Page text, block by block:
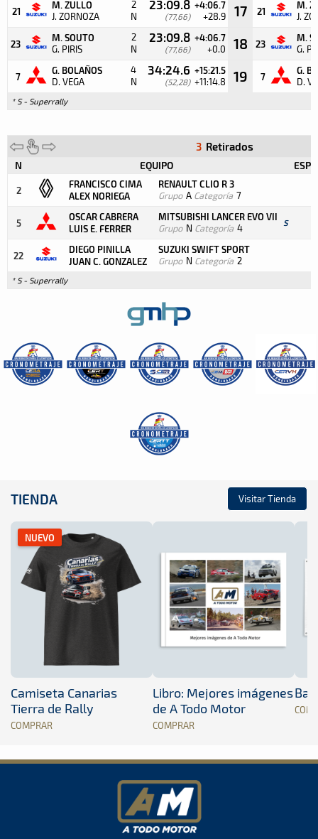
21
M. ZULLO
J. ZORNOZA
2
N
23:09.8
(77,66)
+4:06.7
+28.9 17 21
M.
J.
23
M. SOUTO
G. PIRIS
2
N
23:09.8
(77,66)
+4:06.7
+0.0 18 23
M.
G.
7
G. BOLAÑOS
D. VEGA
4
N
34:24.6
(52,28)
+15:21.5
+11:14.8 19 7
G.
D.
* S - Superrally
3 Retirados
N EQUIPO
2
FRANCISCO CIMA
ALEX NORIEGA
RENAULT CLIO R 3
Grupo A Categoría 7
5
OSCAR CABRERA
LUIS E. FERRER
MITSUBISHI LANCER EVO VII
Grupo N Categoría 4 S
22
DIEGO PINILLA
JUAN C. GONZALEZ
SUZUKI SWIFT SPORT
Grupo N Categoría 2
* S - Superrally
TIENDA Visitar Tienda
NUEVO
Camiseta Canarias
Tierra de Rally
COMPRAR
Libro: Mejores imágenes
de A Todo Motor
COMPRAR